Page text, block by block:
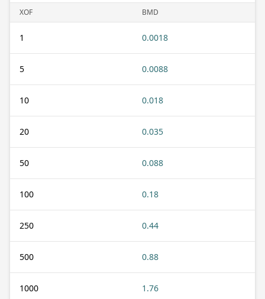
XOF BMD
1 0.0018
5 0.0088
10 0.018
20 0.035
50 0.088
100 0.18
250 0.44
500 0.88
1000 1.76